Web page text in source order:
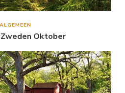
ALGEMEEN
Oktober